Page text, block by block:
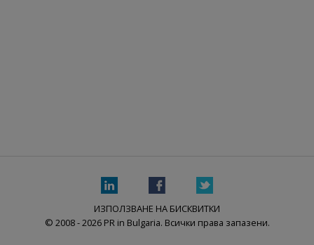
ИЗПОЛЗВАНЕ НА БИСКВИТКИ
© 2008 - 2026 PR in Bulgaria. Всички права запазени.